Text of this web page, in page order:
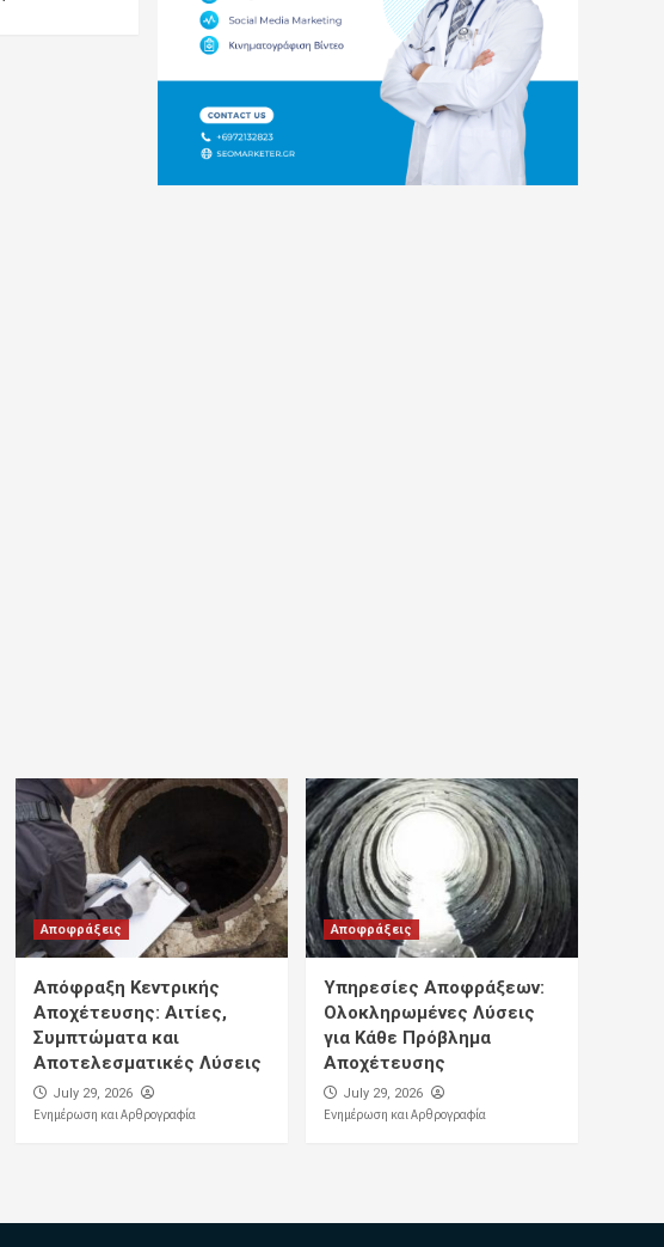
Αποφράξεις
Απόφραξη Κεντρικής
Αποχέτευσης: Αιτίες,
Συμπτώματα και
Αποτελεσματικές Λύσεις
July 29, 2026
Ενημέρωση και Αρθρογραφία
Αποφράξεις
Υπηρεσίες Αποφράξεων:
Ολοκληρωμένες Λύσεις
για Κάθε Πρόβλημα
Αποχέτευσης
July 29, 2026
Ενημέρωση και Αρθρογραφία